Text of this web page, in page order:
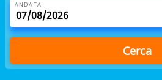
ANDATA
Cerca